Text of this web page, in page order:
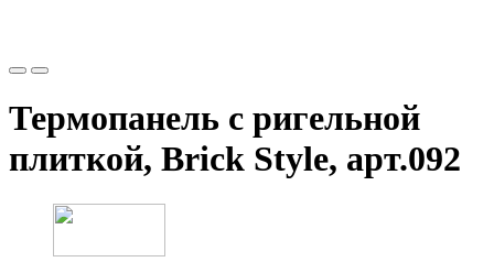
Термопанель с ригельной
плиткой, Brick Style, арт.092